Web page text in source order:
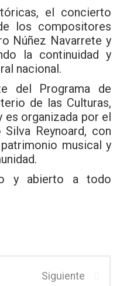
el concierto
los compositores
Núñez Navarrete y
la continuidad y
nacional.
del Programa de
de las Culturas,
es organizada por el
Reynoard, con
musical y
y abierto a todo
Siguiente